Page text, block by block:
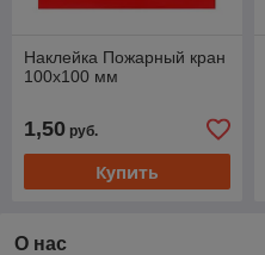
Наклейка Пожарный кран
100х100 мм
1,50 руб.
Купить
О нас